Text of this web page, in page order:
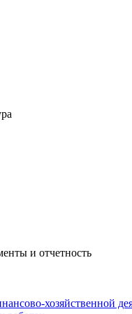
и отчетность
хозяйственной